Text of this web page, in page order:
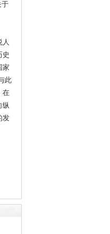
于
人
史
家
此
在
纵
发